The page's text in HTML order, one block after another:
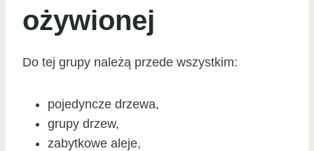
ożywionej
Do tej grupy należą przede wszystkim:
pojedyncze drzewa,
grupy drzew,
zabytkowe aleje,